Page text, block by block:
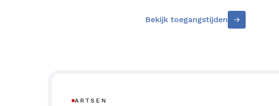
Bekijk toegangstijden
ARTSEN